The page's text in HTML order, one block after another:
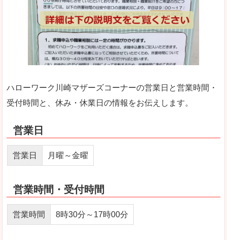
ハローワーク川崎マザーズコーナーの営業日と営業時間・
受付時間と、休み・休業日の情報をお伝えします。
営業日
営業日 月曜～金曜
営業時間・受付時間
営業時間 8時30分～17時00分